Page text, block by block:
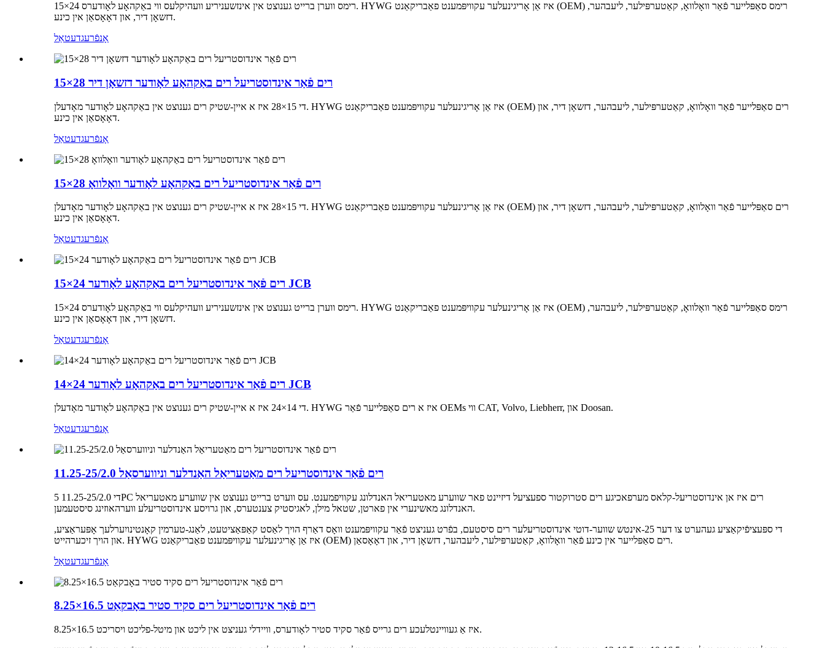
15×24 רימס ווערן ברייט גענוצט אין אינזשעניריע וועהיקלעס ווי באַקהאָע לאָודערס. HYWG איז אַן אָריגינעלער עקוויפּמענט פאַבריקאַנט (OEM) רימס סאַפּלייער פֿאַר וואָלוואָ, קאַטערפּילער, ליעבהער,
דזשאָן דיר, און דאָאָסאַן אין כינע.
אָנפֿרעגדעטאַל
15×28 רים פֿאַר אינדוסטריעל רים באַקהאָע לאָודער דזשאָן דיר
די 15×28 איז א איין-שטיק רים גענוצט אין באַקהאָע לאָודער מאָדעלן. HYWG איז אַן אָריגינעלער עקוויפּמענט פאַבריקאַנט (OEM) רים סאַפּלייער פֿאַר וואָלוואָ, קאַטערפּילער, ליעבהער, דזשאָן דיר, און
דאָאָסאַן אין כינע.
אָנפֿרעגדעטאַל
15×28 רים פֿאַר אינדוסטריעל רים באַקהאָע לאָודער וואָלוואָ
די 15×28 איז א איין-שטיק רים גענוצט אין באַקהאָע לאָודער מאָדעלן. HYWG איז אַן אָריגינעלער עקוויפּמענט פאַבריקאַנט (OEM) רים סאַפּלייער פֿאַר וואָלוואָ, קאַטערפּילער, ליעבהער, דזשאָן דיר, און
דאָאָסאַן אין כינע.
אָנפֿרעגדעטאַל
15×24 רים פֿאַר אינדוסטריעל רים באַקהאָע לאָודער JCB
15×24 רימס ווערן ברייט גענוצט אין אינזשעניריע וועהיקלעס ווי באַקהאָע לאָודערס. HYWG איז אַן אָריגינעלער עקוויפּמענט פאַבריקאַנט (OEM) רימס סאַפּלייער פֿאַר וואָלוואָ, קאַטערפּילער, ליעבהער,
דזשאָן דיר, און דאָאָסאַן אין כינע.
אָנפֿרעגדעטאַל
14×24 רים פֿאַר אינדוסטריעל רים באַקהאָע לאָודער JCB
די 14×24 איז א איין-שטיק רים גענוצט אין באַקהאָע לאָודער מאָדעלן. HYWG איז א רים סאַפּלייער פֿאַר OEMs ווי CAT, Volvo, Liebherr, און Doosan.
אָנפֿרעגדעטאַל
11.25-25/2.0 רים פֿאַר אינדוסטריעל רים מאַטעריאַל האַנדלער וניווערסאַל
די 11.25-25/2.0 5PC רים איז אן אינדוסטריעל-קלאס מערפאכיגע רים סטרוקטור ספעציעל דיזיינט פאר שווערע מאטעריאל האנדלונג עקוויפמענט. עס ווערט ברייט גענוצט אין שווערע מאטעריאל
האנדלונג מאשינערי אין פארטן, שטאל מילן, לאגיסטיק צענטערס, און גרויסע אינדוסטריעלע ווערהאוזינג סיסטעמען.
די ספּעציפֿיקאַציע געהערט צו דער 25-אינטש שווער-דוטי אינדוסטריעלער רים סיסטעם, בפֿרט געניצט פֿאַר עקוויפּמענט וואָס דאַרף הויך לאַסט קאַפּאַציטעט, לאַנג-טערמין קאָנטינויִערלעך אָפּעראַציע,
און הויך זיכערהייט. HYWG איז אַן אָריגינעלער עקוויפּמענט פאַבריקאַנט (OEM) רים סאַפּלייער אין כינע פֿאַר וואָלוואָ, קאַטערפּילער, ליעבהער, דזשאָן דיר, און דאָאָסאַן.
אָנפֿרעגדעטאַל
8.25×16.5 רים פֿאַר אינדוסטריעל רים סקיד סטיר באָבקאַט
8.25×16.5 איז אַ געוויינטלעכע רים גרייס פֿאַר סקיד סטיר לאָודערס, וויידלי געניצט אין ליכט און מיטל-פליכט ויסריכט.